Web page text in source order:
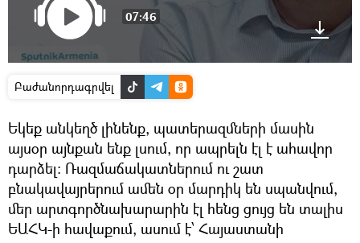
07:46
Բաժանորդագրվել
Եկեք անկեղծ լինենք, պատերազմների մասին
այսօր այնքան ենք լսում, որ ապրելն էլ է ահավոր
դարձել։ Ռազմաճակատներում ու շատ
բնակավայրերում ամեն օր մարդիկ են սպանվում,
մեր արտգործնախարարին էլ հենց ցույց են տալիս
ԵԱՀԿ-ի հավաքում, ասում է՝ Հայաստանի